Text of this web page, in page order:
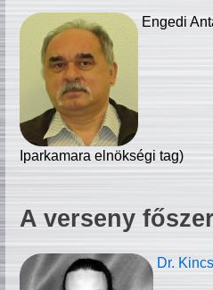
Engedi
Iparkamara elnökségi tag)
A verseny
Dr.